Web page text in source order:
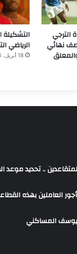
الترجي
نهائي
التشكيلة
الرياضي
18 أبريل، 2026
.. تحديد موعد
العاملين بهذه
المساكني